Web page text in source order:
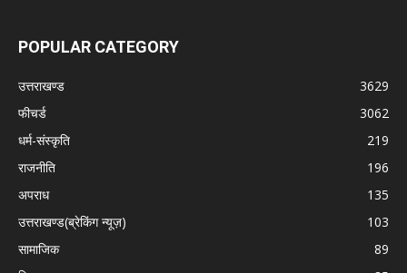
POPULAR CATEGORY
उत्तराखण्ड
3629
फीचर्ड
3062
धर्म-संस्कृति
219
राजनीति
196
अपराध
135
उत्तराखण्ड(ब्रेकिंग न्यूज़)
103
सामाजिक
89